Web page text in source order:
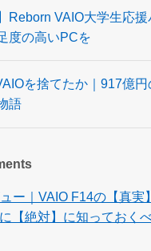
Reborn VAIO大学生応
度の高いPCを
を捨てたか｜917億
語
ー｜VAIO F14の【真実
【絶対】に知っておく